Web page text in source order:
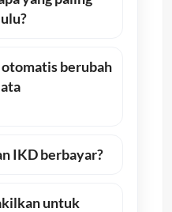
berubah
IKD berbayar?
untuk